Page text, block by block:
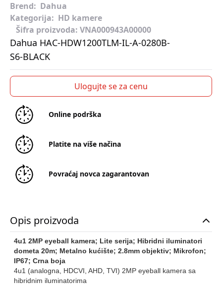
Brend: Dahua
Kategorija: HD kamere
Šifra proizvoda: VNA000943A00000
Dahua HAC-HDW1200TLM-IL-A-0280B-
S6-BLACK
Ulogujte se za cenu
Online podrška
Platite na više načina
Povraćaj novca zagarantovan
Opis proizvoda
4u1 2MP eyeball kamera; Lite serija; Hibridni iluminatori
dometa 20m; Metalno kućište; 2.8mm objektiv; Mikrofon;
IP67; Crna boja
4u1 (analogna, HDCVI, AHD, TVI) 2MP eyeball kamera sa
hibridnim iluminatorima